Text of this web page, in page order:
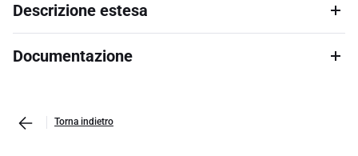
Descrizione estesa
Documentazione
Torna indietro